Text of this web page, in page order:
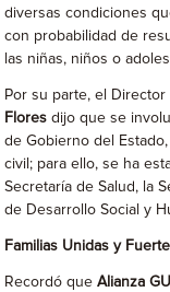
diversas condiciones
con probabilidad de
las niñas, niños o
Por su parte, el
Flores dijo que se
de Gobierno del
civil; para ello, se ha
Secretaría de Salud, la
de Desarrollo Social y
Familias Unidas y
Recordó queAlianza